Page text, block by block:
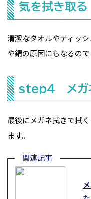
気を拭き取る
清潔なタオルやティッ
や錆の原因にもなるの
step4 メガ
最後にメガネ拭きで拭
ます。